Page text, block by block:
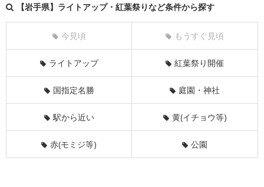
【岩手県】ライトアップ・紅葉祭りなど条件から探す
今見頃 もうすぐ見頃
ライトアップ 紅葉祭り開催
国指定名勝 庭園・神社
駅から近い 黄(イチョウ等)
赤(モミジ等) 公園